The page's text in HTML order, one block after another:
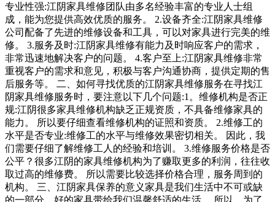
专业性强:江阴家具维修团队由多名经验丰富的专业人士组
成，能为您提供高效优质的服务。 2.设备齐全:江阴家具维修
公司配备了先进的维修设备和工具，可以对家具进行完美的维
修。 3.服务及时:江阴家具维修有能力及时响应客户的需求，
非常迅速地解决客户的问题。 4.客户至上:江阴家具维修非常
重视客户的需求和意见，积极与客户沟通协商，提供定期的售
后服务等。 二、如何寻找优质的江阴家具维修服务在寻找江
阴家具维修服务时，要注意以下几个问题:1。维修机构是否正
规:江阴很多家具维修机构缺乏正规资质，不具备维修家具的
能力。 所以要仔细查看维修机构的证照和资质。 2.维修工的
水平是否专业:维修工的水平与维修效果密切相关。 因此，我
们需要仔细了解维修工人的经验和培训。 3.维修服务价格是否
公平？很多江阴的家具维修机构为了赚取更多的利润，往往收
取过高的维修费。 所以需要比较选择价格合理，服务周到的
机构。 三、江阴家具保养的意义家具是我们生活中不可或缺
的一部分，好的家具带给我们温馨舒适的生活。 所以，为了